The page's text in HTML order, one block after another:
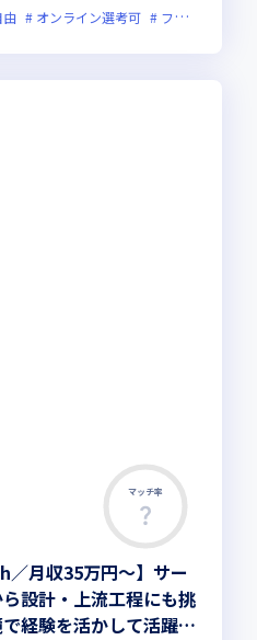
オンライン選考可 フレックス制度あり
マッチ率
／月収35万円～】サー
設計・上流工程にも挑
経験を活かして活躍で